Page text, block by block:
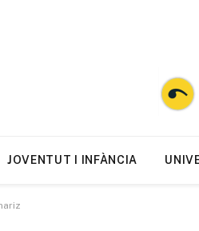
JOVENTUT I INFÀNCIA